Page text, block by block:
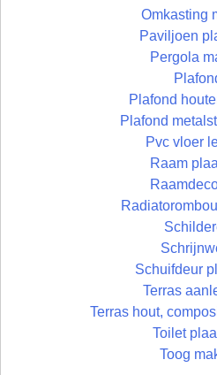
Omkasting
Paviljoen
Pergola
Plafond
Plafond
Pvc vloer
Raam
Schuifdeur
Terras
Terras hout,
Toilet
Toog